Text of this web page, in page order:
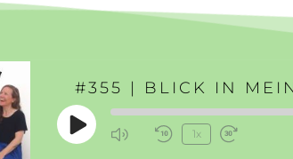
#355 | BLICK IN
Play
EpisodeMute/Unmute
Rewind
1x